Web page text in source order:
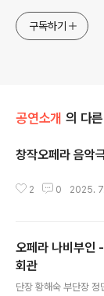
구독하기
공연소개 의 다
창작오페라 음악
2 0 2025.
오페라 나비부인
회관
단장 황해숙 부단장